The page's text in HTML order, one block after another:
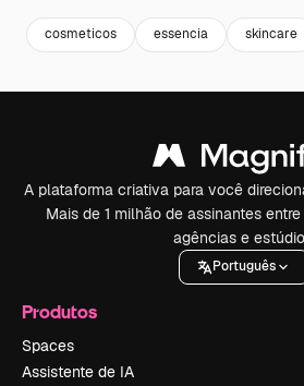
cosmeticos essencia skincare
A plataforma criativa para você
Mais de 1 milhão de assinantes
agências e
Português
Produtos
Spaces
Assistente de IA